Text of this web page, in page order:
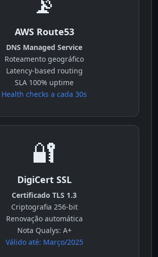
AWS Route53
DNS Managed Service
Roteamento geográfico
Latency-based routing
SLA 100% uptime
Health checks a cada 30s
🔐
DigiCert SSL
Certificado TLS 1.3
Criptografia 256-bit
Renovação automática
Nota Qualys: A+
Válido até: Março/2025